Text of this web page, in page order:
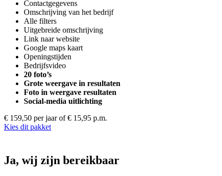
Contactgegevens
Omschrijving van het bedrijf
Alle filters
Uitgebreide omschrijving
Link naar website
Google maps kaart
Openingstijden
Bedrijfsvideo
20 foto’s
Grote weergave in resultaten
Foto in weergave resultaten
Social-media uitlichting
€ 159,50 per jaar of € 15,95 p.m.
Kies dit pakket
Ja, wij zijn bereikbaar